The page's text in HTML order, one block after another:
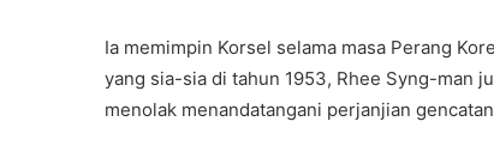
Ia memimpin Korsel selama masa Perang
yang sia-sia di tahun 1953, Rhee Syng-man
menolak menandatangani perjanjian